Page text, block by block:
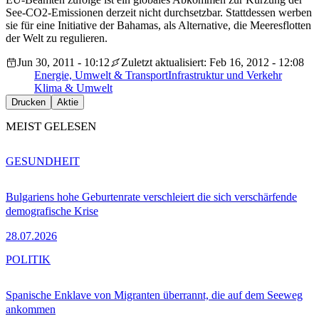
See-CO2-Emissionen derzeit nicht durchsetzbar. Stattdessen werben
sie für eine Initiative der Bahamas, als Alternative, die Meeresflotten
der Welt zu regulieren.
Jun 30, 2011 - 10:12
Zuletzt aktualisiert: Feb 16, 2012 - 12:08
Energie, Umwelt & TransportInfrastruktur und Verkehr
Klima & Umwelt
Drucken Aktie
MEIST GELESEN
Bulgariens hohe Geburtenrate verschleiert die sich verschärfende
demografische Krise
28.07.2026
GESUNDHEIT
Spanische Enklave von Migranten überrannt, die auf dem Seeweg
ankommen
POLITIK